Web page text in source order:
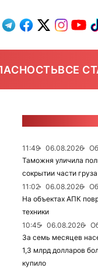
ВСЕ
11:49 06.08.2026
Таможня уличила
сокрытии части груза
11:02
06.08.2026
На объектах АПК
техники
10:45
06.08.2026
За семь месяцев
1,3 млрд долларов
купило